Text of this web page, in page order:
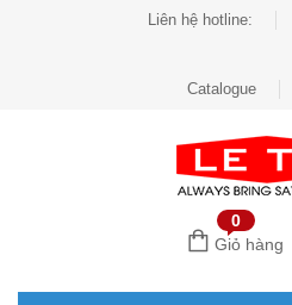
Liên hệ hotline:
Catalogue
0
Giỏ hàng